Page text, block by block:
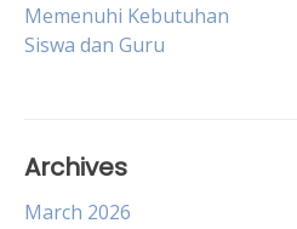
navigation
Memenuhi Kebutuhan
Siswa dan Guru
Archives
March 2026